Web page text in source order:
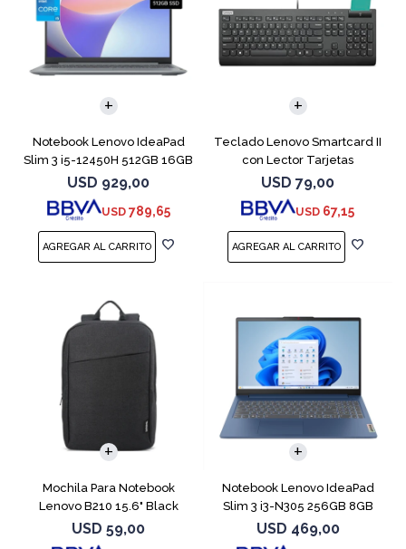
Notebook Lenovo IdeaPad
Slim 3 i5-12450H 512GB 16GB
15.6"
USD 929,00
USD 789,65
COMPARAR
Teclado Lenovo Smartcard II
con Lector Tarjetas
Inteligente
USD 79,00
USD 67,15
Mochila Para Notebook
Lenovo B210 15.6" Black
USD 59,00
Notebook Lenovo IdeaPad
Slim 3 i3-N305 256GB 8GB
15.6" Blue
USD 469,00